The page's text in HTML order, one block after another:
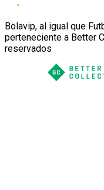
Bolavip, al igual que
perteneciente a Better
reservados